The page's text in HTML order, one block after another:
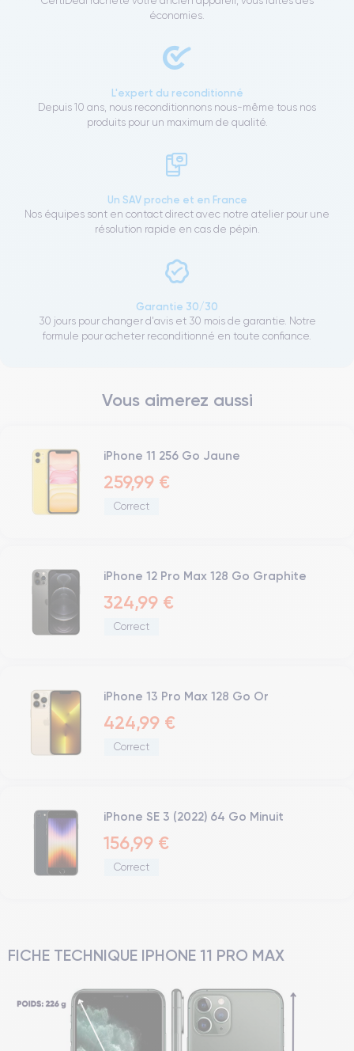
économies.
L'expert du reconditionné
Depuis 10 ans, nous reconditionnons nous-même tous nos
produits pour un maximum de qualité.
Un SAV proche et en France
Nos équipes sont en contact direct avec notre atelier pour une
résolution rapide en cas de pépin.
Garantie 30/30
30 jours pour changer d'avis et 30 mois de garantie. Notre
formule pour acheter reconditionné en toute confiance.
Vous aimerez aussi
iPhone 11 256 Go Jaune
259,99 €
Correct
iPhone 12 Pro Max 128 Go Graphite
324,99 €
Correct
iPhone 13 Pro Max 128 Go Or
424,99 €
Correct
iPhone SE 3 (2022) 64 Go Minuit
156,99 €
Correct
FICHE TECHNIQUE IPHONE 11 PRO MAX